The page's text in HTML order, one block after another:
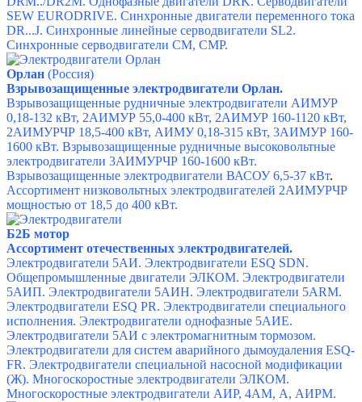
SEW EURODRIVE. Синхронные двигатели переменного тока
DR...J. Синхронные линейные серводвигатели SL2.
Синхронные серводвигатели CM, CMP.
Орлан (Россия)
Взрывозащищенные электродвигатели Орлан.
Взрывозащищенные рудничные электродвигатели АИМУР
0,18-132 кВт, 2АИМУР 55,0-400 кВт, 2АИМУР 160-1120 кВт,
2АИМУРЧР 18,5-400 кВт, АИМУ 0,18-315 кВт, 3АИМУР 160-
1600 кВт. Взрывозащищенные рудничные высоковольтные
электродвигатели 3АИМУРЧР 160-1600 кВт.
Взрывозащищенные электродвигатели ВАСОУ 6,5-37 кВт.
Ассортимент низковольтных электродвигателей 2АИМУРЧР
мощностью от 18,5 до 400 кВт.
Б2Б мотор
Ассортимент отечественных электродвигателей.
Электродвигатели 5АИ. Электродвигатели ESQ SDN.
Общепромышленные двигатели ЭЛКОМ. Электродвигатели
5АИП. Электродвигатели 5АИН. Электродвигатели 5АRМ.
Электродвигатели ESQ PR. Электродвигатели специального
исполнения. Электродвигатели однофазные 5АИЕ.
Электродвигатели 5АИ с электромагнитным тормозом.
Электродвигатели для систем аварийного дымоудаления ESQ-
FR. Электродвигатели специальной насосной модификации
(Ж). Многоскоростные электродвигатели ЭЛКОМ.
Многоскоростные электродвигатели АИР, 4АМ, А, АИРМ.